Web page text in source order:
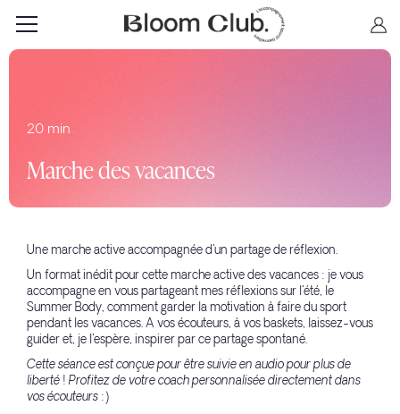
20 min
Marche des vacances
Une marche active accompagnée d'un partage de réflexion.
Un format inédit pour cette marche active des vacances : je vous
accompagne en vous partageant mes réflexions sur l'été, le
Summer Body, comment garder la motivation à faire du sport
pendant les vacances. A vos écouteurs, à vos baskets, laissez-vous
guider et, je l'espère, inspirer par ce partage spontané.
Cette séance est conçue pour être suivie en audio pour plus de
liberté ! Profitez de votre coach personnalisée directement dans
vos écouteurs :)